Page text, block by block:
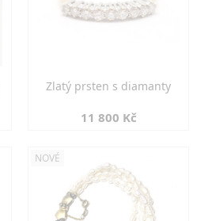
Zlatý prsten s diamanty
11 800 Kč
NOVÉ